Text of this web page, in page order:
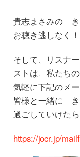
貴志まさみの「
お聴き逃しなく！
そして、リスナ
ストは、私たち
気軽に下記のメ
皆様と一緒に「
過ごしていけたら
https://jocr.jp/